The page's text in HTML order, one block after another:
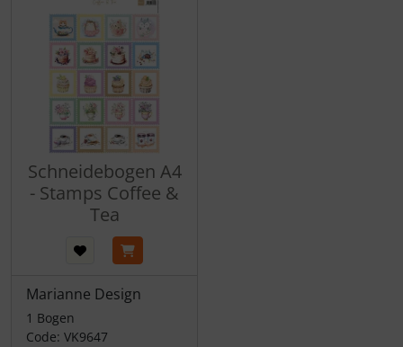
Schneidebogen A4
- Stamps Coffee &
Tea
Marianne Design
1 Bogen
Code: VK9647